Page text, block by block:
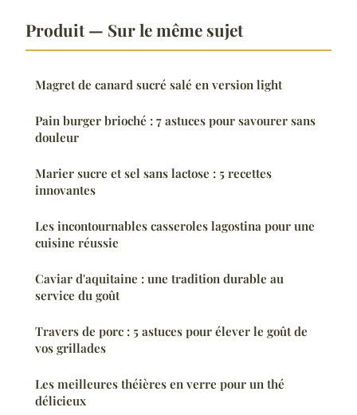
Produit — Sur le même sujet
Magret de canard sucré salé en version light
Pain burger brioché : 7 astuces pour savourer sans
douleur
Marier sucre et sel sans lactose : 5 recettes
innovantes
Les incontournables casseroles lagostina pour une
cuisine réussie
Caviar d'aquitaine : une tradition durable au
service du goût
Travers de porc : 5 astuces pour élever le goût de
vos grillades
Les meilleures théières en verre pour un thé
délicieux